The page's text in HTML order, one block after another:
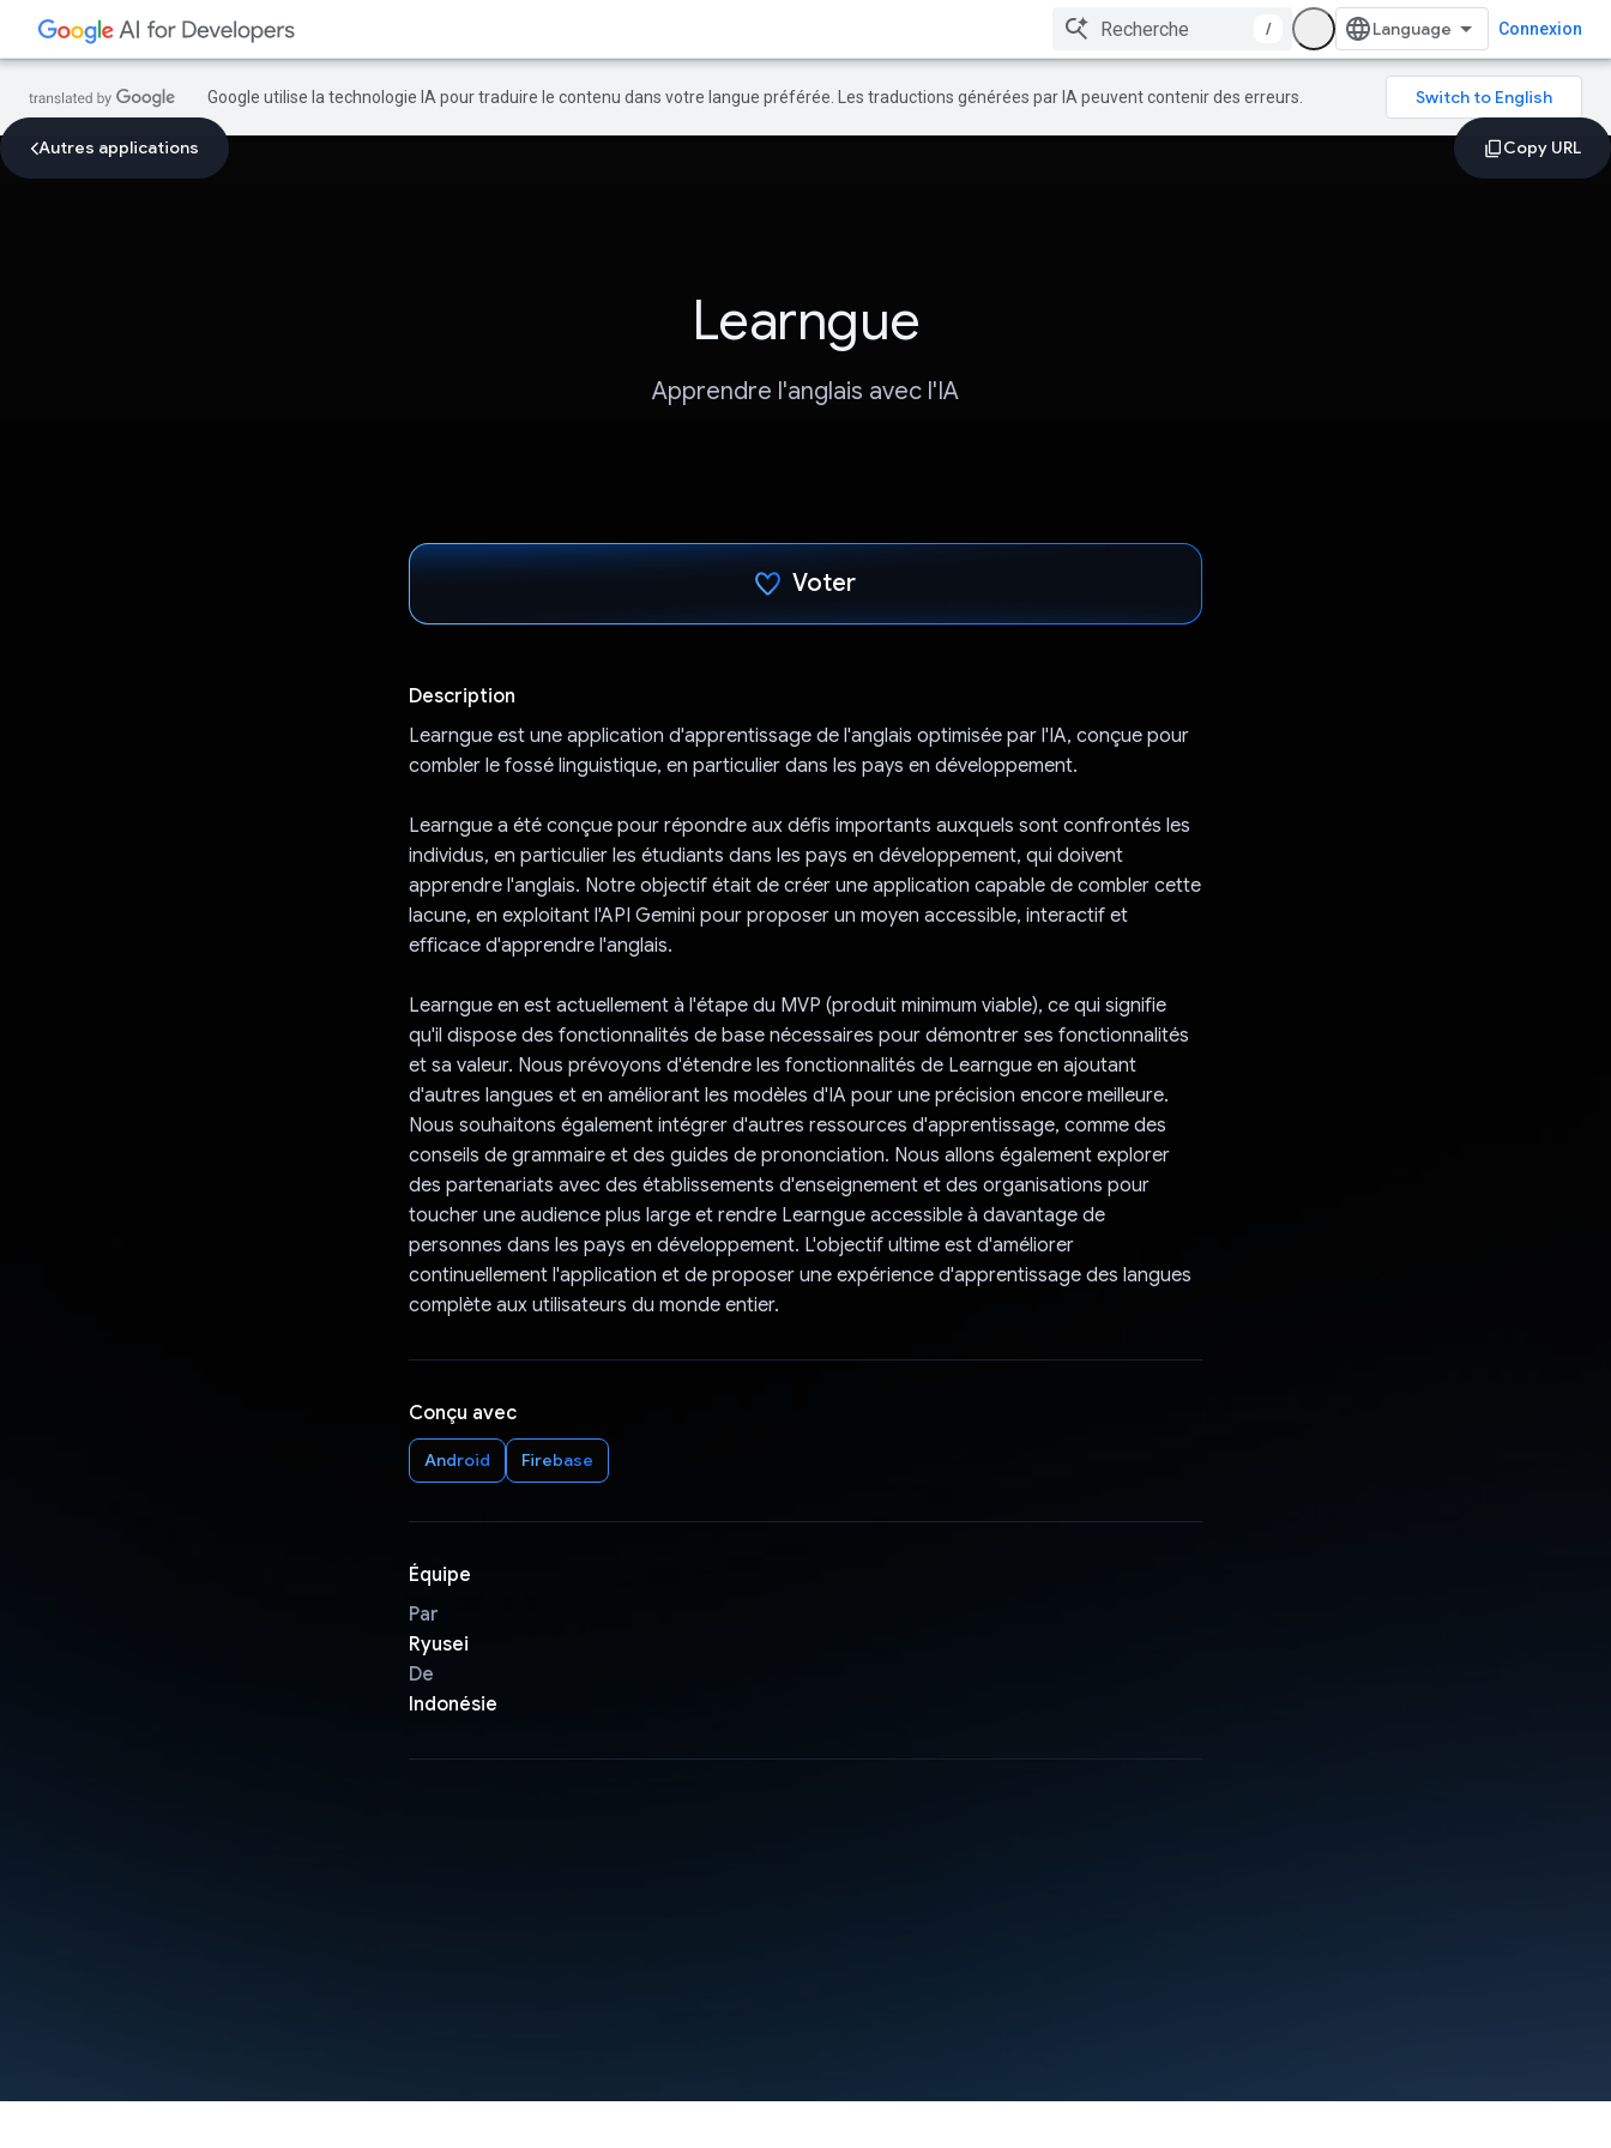
/ Connexion
Google utilise la technologie IA pour traduire le contenu dans votre langue préférée. Les traductions générées par IA peuvent contenir des erreurs.
Autres applications
Learngue
Apprendre l'anglais avec l'IA
Voter
Description
Learngue est une application d'apprentissage de l'anglais optimisée par l'IA, conçue pour
combler le fossé linguistique, en particulier dans les pays en développement.
Learngue a été conçue pour répondre aux défis importants auxquels sont confrontés les
individus, en particulier les étudiants dans les pays en développement, qui doivent
apprendre l'anglais. Notre objectif était de créer une application capable de combler cette
lacune, en exploitant l'API Gemini pour proposer un moyen accessible, interactif et
efficace d'apprendre l'anglais.
Learngue en est actuellement à l'étape du MVP (produit minimum viable), ce qui signifie
qu'il dispose des fonctionnalités de base nécessaires pour démontrer ses fonctionnalités
et sa valeur. Nous prévoyons d'étendre les fonctionnalités de Learngue en ajoutant
d'autres langues et en améliorant les modèles d'IA pour une précision encore meilleure.
Nous souhaitons également intégrer d'autres ressources d'apprentissage, comme des
conseils de grammaire et des guides de prononciation. Nous allons également explorer
des partenariats avec des établissements d'enseignement et des organisations pour
toucher une audience plus large et rendre Learngue accessible à davantage de
personnes dans les pays en développement. L'objectif ultime est d'améliorer
continuellement l'application et de proposer une expérience d'apprentissage des langues
complète aux utilisateurs du monde entier.
Conçu avec
Android Firebase
Équipe
Par
Ryusei
De
Indonésie